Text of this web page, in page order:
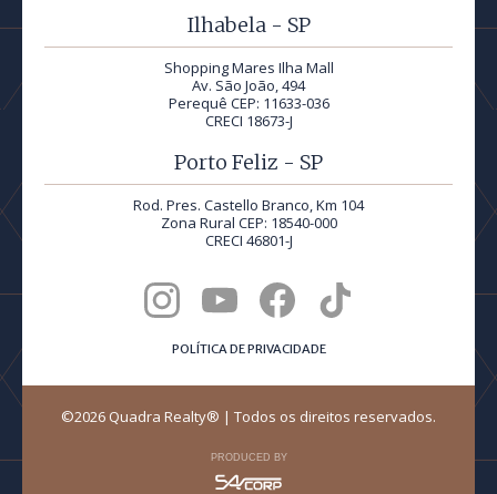
Ilhabela - SP
Shopping Mares Ilha Mall
Av. São João, 494
Perequê CEP: 11633-036
CRECI 18673-J
Porto Feliz - SP
Rod. Pres. Castello Branco, Km 104
Zona Rural CEP: 18540-000
CRECI 46801-J
POLÍTICA DE PRIVACIDADE
©2026 Quadra Realty® | Todos os direitos reservados.
PRODUCED BY